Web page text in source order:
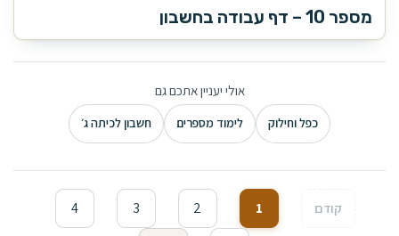
מספר 10 – דף עבודה בחשבון
אולי יעניין אתכם גם
כפל וחילוק לימוד מספרים חשבון לכיתה ג׳
קודם 1
2
3
4